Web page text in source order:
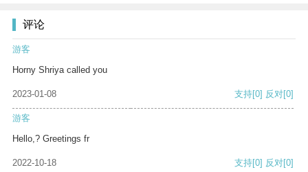
评论
游客
Horny Shriya called you
2023-01-08 支持[0] 反对[0]
游客
Hello,? Greetings fr
2022-10-18 支持[0] 反对[0]